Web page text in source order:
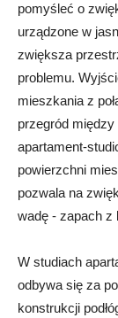
pomyśleć o
urządzone w
zwiększa
problemu.
mieszkania z
przegród między
apartament-
powierzchni
pozwala na
wadę - zapach z
W studiach
odbywa się za
konstrukcji